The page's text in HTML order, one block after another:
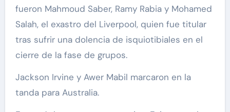
fueron Mahmoud Saber, Ramy Rabia y Mohamed
Salah, el exastro del Liverpool, quien fue titular
tras sufrir una dolencia de isquiotibiales en el
cierre de la fase de grupos.
Jackson Irvine y Awer Mabil marcaron en la
tanda para Australia.